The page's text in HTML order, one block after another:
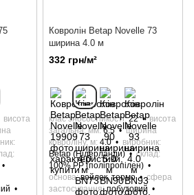
висота
Кoврoлін Betap Novelle 73
ширина 4.0 м
332 грн/м²
клас зносостійкості 22
висота
загальна, мм 6.5
ширина
ковроліну, м 4.0
виробник
Betap (Нідерланди)
склад
100% РР (поліпропілен)
основа войлок, термо
сфера
застосування побутовий